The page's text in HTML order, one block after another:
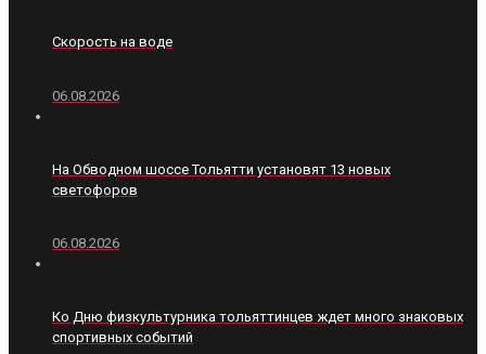
Скорость на воде
06.08.2026
На Обводном шоссе Тольятти установят 13 новых
светофоров
06.08.2026
Ко Дню физкультурника тольяттинцев ждет много знаковых
спортивных событий